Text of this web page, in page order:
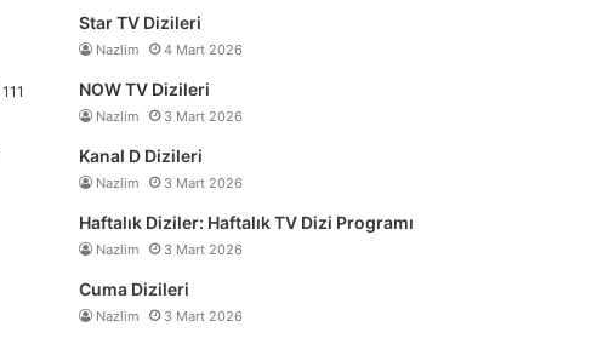
111
Star TV Dizileri
Nazlim 4 Mart 2026
NOW TV Dizileri
Nazlim 3 Mart 2026
Kanal D Dizileri
Nazlim 3 Mart 2026
Haftalık Diziler: Haftalık TV Dizi Programı
Nazlim 3 Mart 2026
Cuma Dizileri
Nazlim 3 Mart 2026